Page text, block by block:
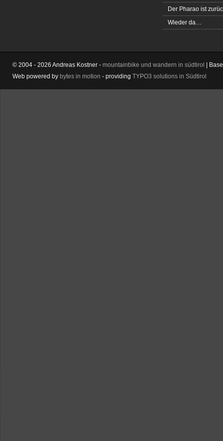
Der Pharao ist
Wieder da…
© 2004 - 2026 Andreas Kostner - mountainbike und wandern in südtirol |
Web powered by bytes in motion - providing TYPO3 solutions in Südtirol